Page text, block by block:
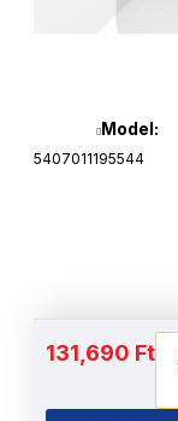
Model:
5407011195544
131,690 Ft